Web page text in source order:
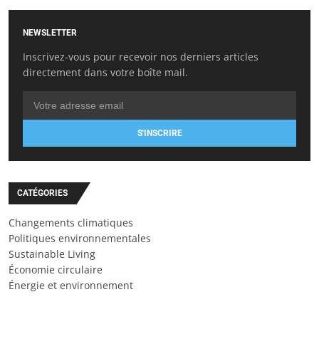
NEWSLETTER
Inscrivez-vous pour recevoir nos derniers articles
directement dans votre boîte mail.
S'INSCRIRE
CATÉGORIES
Changements climatiques
Politiques environnementales
Sustainable Living
Économie circulaire
Énergie et environnement